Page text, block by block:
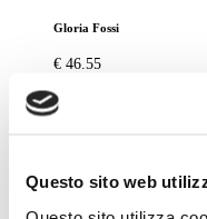
Questo sito web
Gloria Fossi
€ 46.55
Acquista
Matisse, Picasso,
Musée de Grenoble